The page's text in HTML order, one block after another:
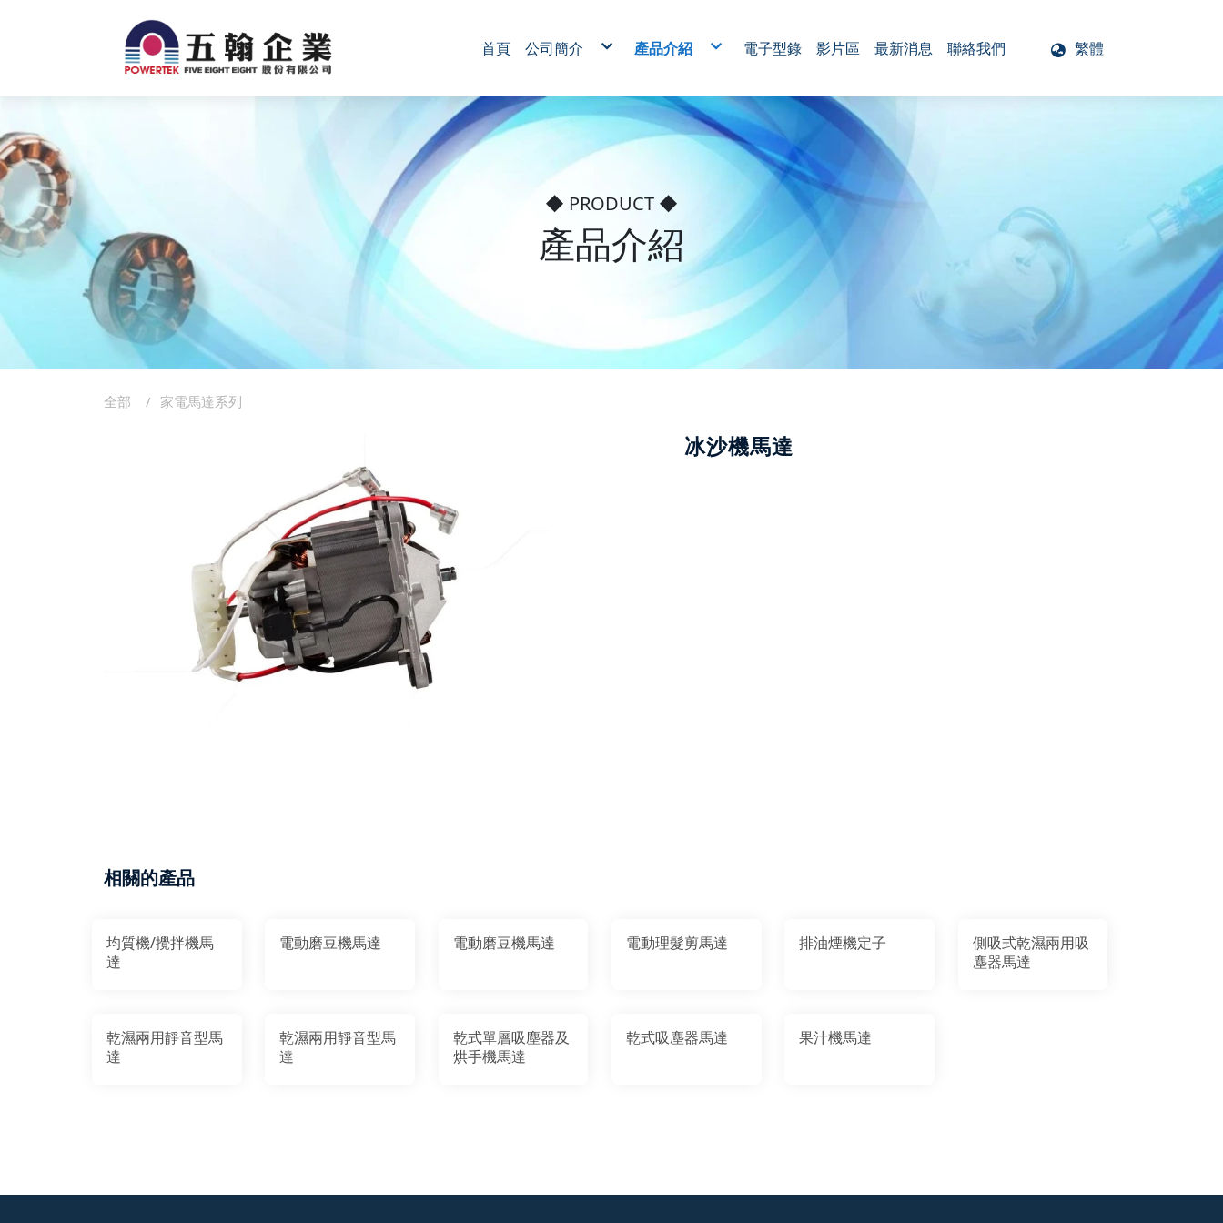
繁體
首頁 公司簡介 產品介紹
家電馬達系列
醫療用馬達系列
電動工具馬達系列
電動捲門升降馬達系列
機械馬達系列
噴粉絕緣加工
馬達鐵管烤漆代工
電子型錄 影片區 最新消息 聯絡我們
◆ PRODUCT ◆
產品介紹
冰沙機馬達
相關的產品
均質機/攪拌機馬
達
電動磨豆機馬達 電動磨豆機馬達 電動理髮剪馬達 排油煙機定子
側吸式乾濕兩用吸
塵器馬達
乾濕兩用靜音型馬
達
乾濕兩用靜音型馬
達
乾式單層吸塵器及
烘手機馬達
乾式吸塵器馬達 果汁機馬達
全部 家電馬達系列